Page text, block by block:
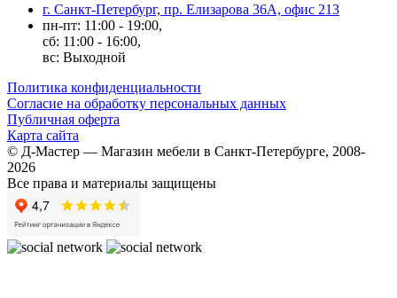
г. Санкт-Петербург, пр. Елизарова 36А, офис 213
пн-пт: 11:00 - 19:00,
сб: 11:00 - 16:00,
вс: Выходной
Политика конфиденциальности
Согласие на обработку персональных данных
Публичная оферта
Карта сайта
© Д-Мастер — Магазин мебели в Санкт-Петербурге, 2008-
2026
Все права и материалы защищены